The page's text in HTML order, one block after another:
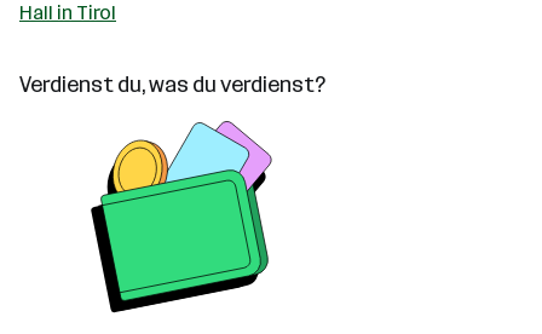
Hall in Tirol
Verdienst du, was du verdienst?